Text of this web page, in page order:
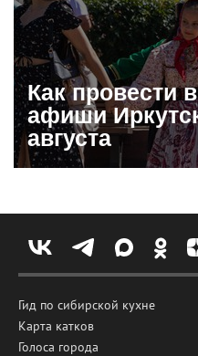
Как провести
афиши
августа
Гид по сибирской кухне
Карта катков
Голоса города